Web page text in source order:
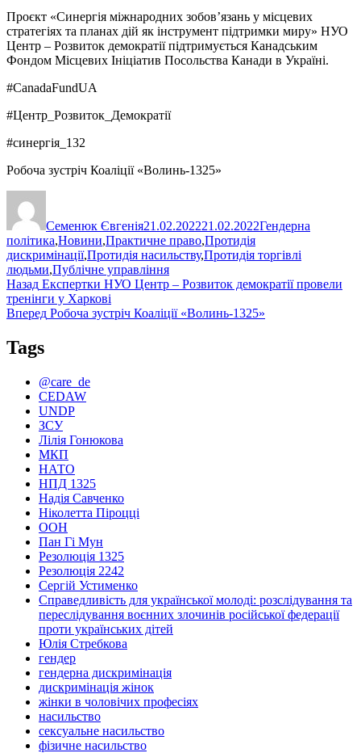
Проєкт «Синергія міжнародних зобов’язань у місцевих
стратегіях та планах дій як інструмент підтримки миру» НУО
Центр – Розвиток демократії підтримується Канадським
Фондом Місцевих Ініціатив Посольства Канади в Україні.
#CanadaFundUA
#Центр_Розвиток_Демократії
#синергія_132
Робоча зустріч Коаліції «Волинь-1325»
Семенюк Євгенія21.02.202221.02.2022Гендерна
політика,Новини,Практичне право,Протидія
дискримінації,Протидія насильству,Протидія торгівлі
людьми,Публічне управління
Навігація
записів
Назад Попередній
запис:
Експертки НУО Центр – Розвиток демократії провели
тренінги у Харкові
Вперед Наступний
Робоча зустріч Коаліції «Волинь-1325»
Tags
@care_de
CEDAW
UNDP
ЗСУ
Лілія Гонюкова
МКП
НАТО
НПД 1325
Надія Савченко
Ніколетта Піроцці
ООН
Пан Гі Мун
Резолюція 1325
Резолюція 2242
Сергій Устименко
Справедливість для української молоді: розслідування та
переслідування воєнних злочинів російської федерації
проти українських дітей
Юлія Стребкова
гендер
гендерна дискримінація
дискримінація жінок
жінки в чоловічих професіях
насильство
сексуальне насильство
фізичне насильство